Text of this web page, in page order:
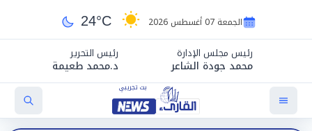
الجمعة 07 أغسطس 2026 24°C
رئيس مجلس الإدارة
محمد جودة الشاعر
رئيس التحرير
د.محمد طعيمة